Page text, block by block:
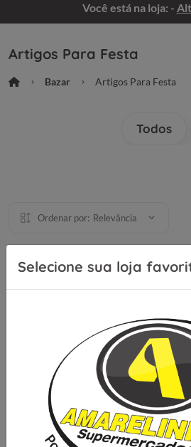
Você está na loja: -
Selecione sua loja
Artigos Para Festa
Bazar Artigos Para Festa
Todos
Ordenar por: Relevância
Se inscreva para
novidades e
Cadastrar